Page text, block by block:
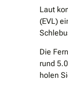
Laut
(EVL)
Die
rund
holen